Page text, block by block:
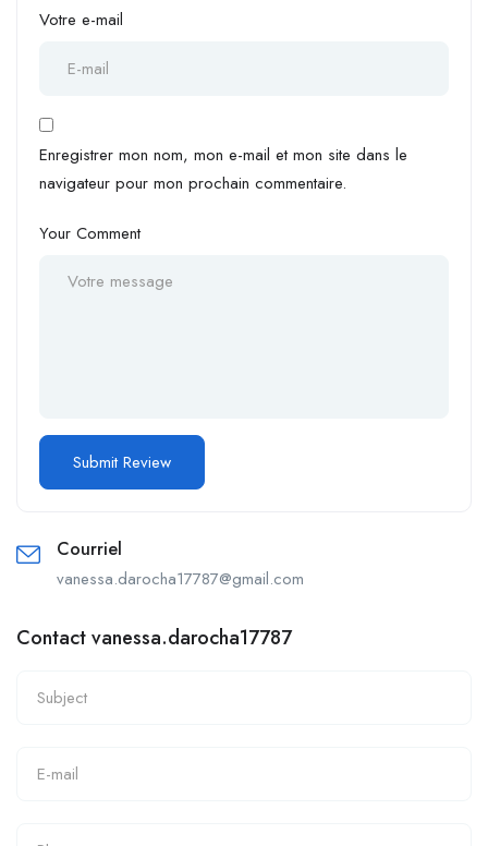
Votre e-mail
Enregistrer mon nom, mon e-mail et mon site dans le
navigateur pour mon prochain commentaire.
Your Comment
Courriel
vanessa.darocha17787@gmail.com
Contact vanessa.darocha17787